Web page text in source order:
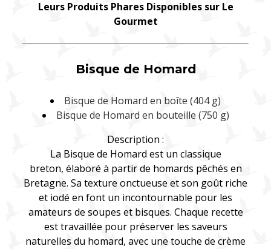
Leurs Produits Phares Disponibles sur Le
Gourmet
Bisque de Homard
Bisque de Homard en boîte (404 g)
Bisque de Homard en bouteille (750 g)
Description :
La Bisque de Homard est un classique
breton, élaboré à partir de homards pêchés en
Bretagne. Sa texture onctueuse et son goût riche
et iodé en font un incontournable pour les
amateurs de soupes et bisques. Chaque recette
est travaillée pour préserver les saveurs
naturelles du homard, avec une touche de crème